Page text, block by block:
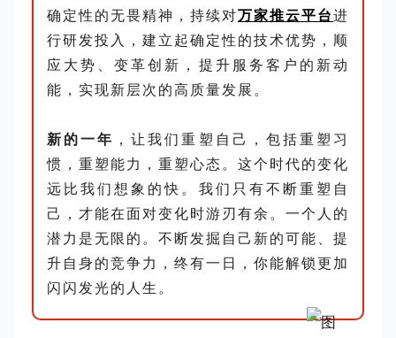
确定性的无畏精神，持续对万家推云平台进
行研发投入，建立起确定性的技术优势，顺
应大势、变革创新，提升服务客户的新动
能，实现新层次的高质量发展。
新的一年 ，让我们重塑自己，包括重塑习
惯，重塑能力，重塑心态。这个时代的变化
远比我们想象的快。我们只有不断重塑自
己，才能在面对变化时游刃有余。一个人的
潜力是无限的。不断发掘自己新的可能、提
升自身的竞争力，终有一日，你能解锁更加
闪闪发光的人生。